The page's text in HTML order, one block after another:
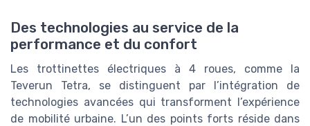
Des technologies au service de la
performance et du confort
Les trottinettes électriques à 4 roues, comme la
Teverun Tetra, se distinguent par l’intégration de
technologies avancées qui transforment l’expérience
de mobilité urbaine. L’un des points forts réside dans